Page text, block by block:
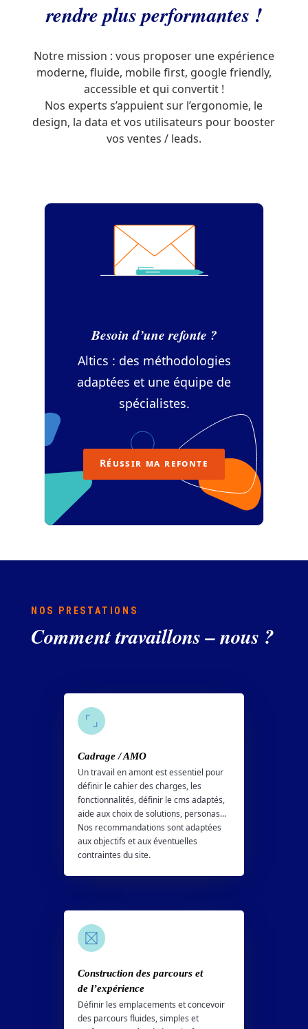
rendre plus performantes !
Notre mission : vous proposer une expérience
moderne, fluide, mobile first, google friendly,
accessible et qui convertit !
Nos experts s’appuient sur l’ergonomie, le
design, la data et vos utilisateurs pour booster
vos ventes / leads.
Besoin d’une refonte ?
Altics : des méthodologies
adaptées et une équipe de
spécialistes.
Réussir ma refonte
NOS PRESTATIONS
Comment travaillons – nous ?
Cadrage / AMO
Un travail en amont est essentiel pour
définir le cahier des charges, les
fonctionnalités, définir le cms adaptés,
aide aux choix de solutions, personas...
Nos recommandations sont adaptées
aux objectifs et aux éventuelles
contraintes du site.
Construction des parcours et
de l’expérience
Définir les emplacements et concevoir
des parcours fluides, simples et